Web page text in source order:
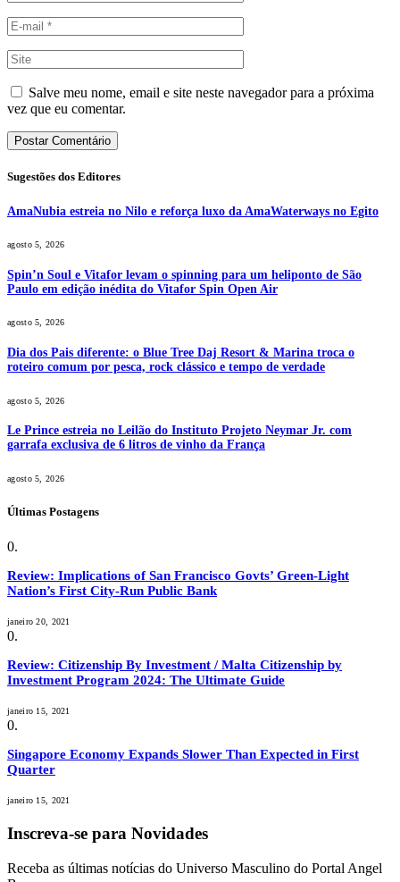
Salve meu nome, email e site neste navegador para a próxima
vez que eu comentar.
Sugestões dos Editores
AmaNubia estreia no Nilo e reforça luxo da AmaWaterways no Egito
agosto 5, 2026
Spin’n Soul e Vitafor levam o spinning para um heliponto de São
Paulo em edição inédita do Vitafor Spin Open Air
agosto 5, 2026
Dia dos Pais diferente: o Blue Tree Daj Resort & Marina troca o
roteiro comum por pesca, rock clássico e tempo de verdade
agosto 5, 2026
Le Prince estreia no Leilão do Instituto Projeto Neymar Jr. com
garrafa exclusiva de 6 litros de vinho da França
agosto 5, 2026
Últimas Postagens
Review: Implications of San Francisco Govts’ Green-Light
Nation’s First City-Run Public Bank
janeiro 20, 2021
Review: Citizenship By Investment / Malta Citizenship by
Investment Program 2024: The Ultimate Guide
janeiro 15, 2021
Singapore Economy Expands Slower Than Expected in First
Quarter
janeiro 15, 2021
Inscreva-se para Novidades
Receba as últimas notícias do Universo Masculino do Portal Angel